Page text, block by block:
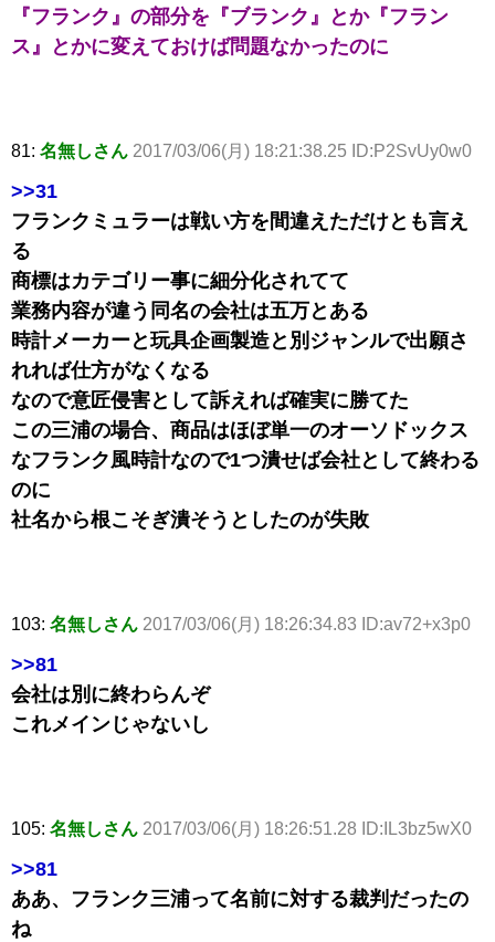
『フランク』の部分を『ブランク』とか『フラン
ス』とかに変えておけば問題なかったのに
81: 名無しさん 2017/03/06(月) 18:21:38.25 ID:P2SvUy0w0
>>31
フランクミュラーは戦い方を間違えただけとも言え
る
商標はカテゴリー事に細分化されてて
業務内容が違う同名の会社は五万とある
時計メーカーと玩具企画製造と別ジャンルで出願さ
れれば仕方がなくなる
なので意匠侵害として訴えれば確実に勝てた
この三浦の場合、商品はほぼ単一のオーソドックス
なフランク風時計なので1つ潰せば会社として終わる
のに
社名から根こそぎ潰そうとしたのが失敗
103: 名無しさん 2017/03/06(月) 18:26:34.83 ID:av72+x3p0
>>81
会社は別に終わらんぞ
これメインじゃないし
105: 名無しさん 2017/03/06(月) 18:26:51.28 ID:IL3bz5wX0
>>81
ああ、フランク三浦って名前に対する裁判だったの
ね